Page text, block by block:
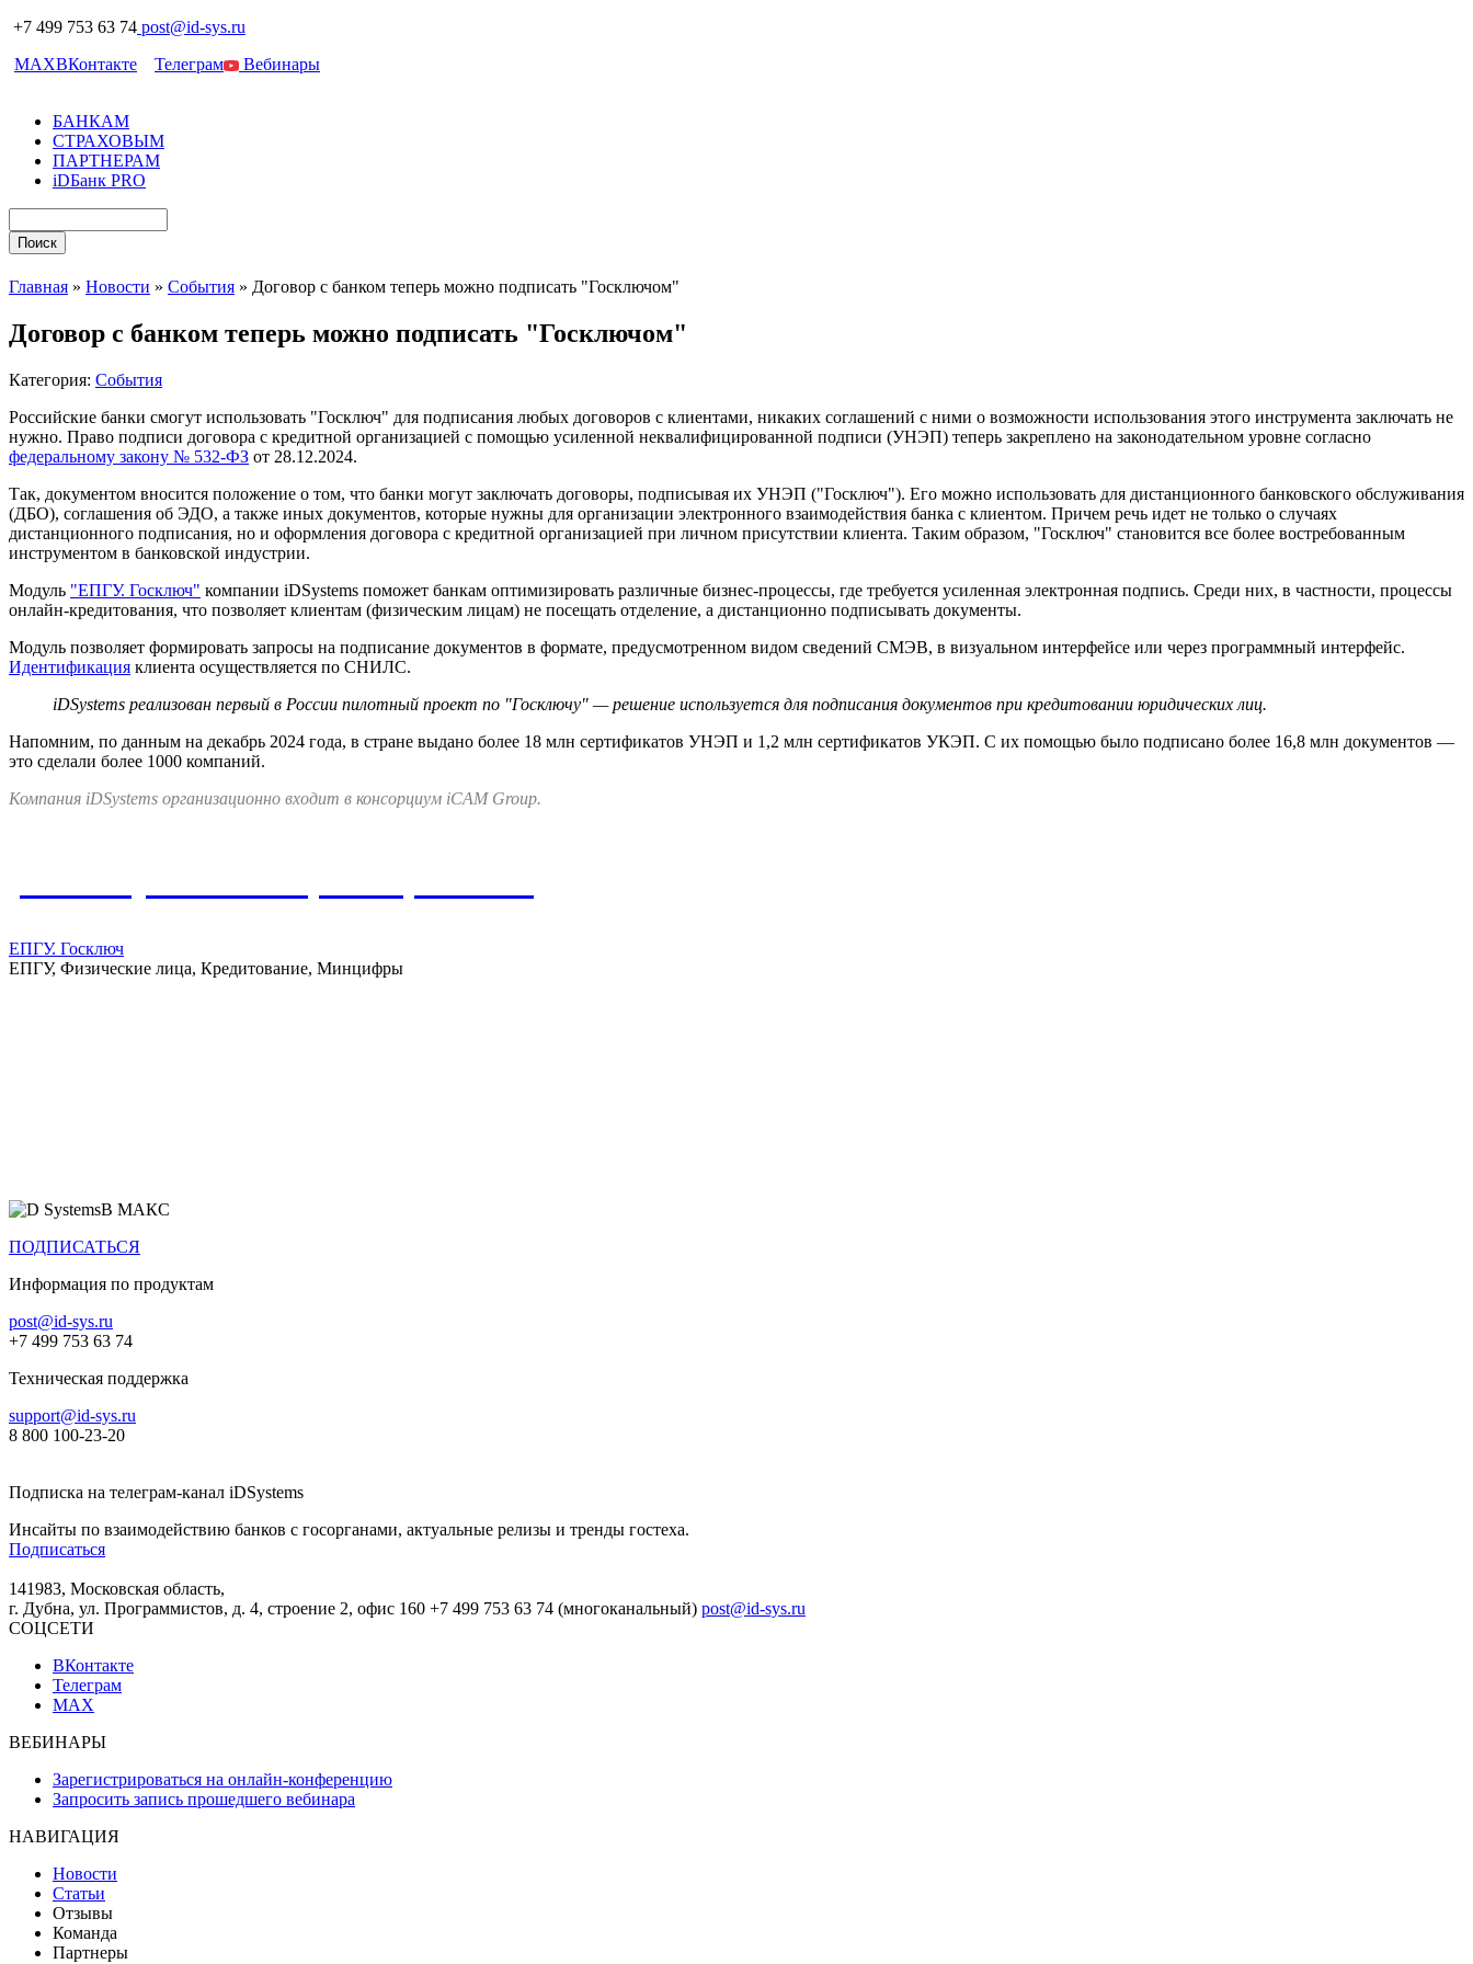
+7 499 753 63 74 post@id-sys.ru
MAXВКонтакте Телеграм Вебинары
БАНКАМ
СТРАХОВЫМ
ПАРТНЕРАМ
iDБанк PRO
Главная » Новости » События » Договор с банком теперь можно подписать "Госключом"
Договор с банком теперь можно подписать "Госключом"
Категория: События
Российские банки смогут использовать "Госключ" для подписания любых договоров с клиентами, никаких соглашений с ними о возможности использования этого инструмента заключать не
нужно. Право подписи договора с кредитной организацией с помощью усиленной неквалифицированной подписи (УНЭП) теперь закреплено на законодательном уровне согласно
федеральному закону № 532-ФЗ от 28.12.2024.
Так, документом вносится положение о том, что банки могут заключать договоры, подписывая их УНЭП ("Госключ"). Его можно использовать для дистанционного банковского обслуживания
(ДБО), соглашения об ЭДО, а также иных документов, которые нужны для организации электронного взаимодействия банка с клиентом. Причем речь идет не только о случаях
дистанционного подписания, но и оформления договора с кредитной организацией при личном присутствии клиента. Таким образом, "Госключ" становится все более востребованным
инструментом в банковской индустрии.
Модуль "ЕПГУ. Госключ" компании iDSystems поможет банкам оптимизировать различные бизнес-процессы, где требуется усиленная электронная подпись. Среди них, в частности, процессы
онлайн-кредитования, что позволяет клиентам (физическим лицам) не посещать отделение, а дистанционно подписывать документы.
Модуль позволяет формировать запросы на подписание документов в формате, предусмотренном видом сведений СМЭВ, в визуальном интерфейсе или через программный интерфейс.
Идентификация клиента осуществляется по СНИЛС.
iDSystems реализован первый в России пилотный проект по "Госключу" — решение используется для подписания документов при кредитовании юридических лиц.
Напомним, по данным на декабрь 2024 года, в стране выдано более 18 млн сертификатов УНЭП и 1,2 млн сертификатов УКЭП. С их помощью было подписано более 16,8 млн документов —
это сделали более 1000 компаний.
Компания iDSystems организационно входит в консорциум iCAM Group.
ЕПГУ. Госключ
ЕПГУ, Физические лица, Кредитование, Минцифры
В МАКС
ПОДПИСАТЬСЯ
Информация по продуктам
post@id-sys.ru
+7 499 753 63 74
Техническая поддержка
support@id-sys.ru
8 800 100-23-20
Подписка на телеграм-канал iDSystems
Инсайты по взаимодействию банков с госорганами, актуальные релизы и тренды гостеха.
Подписаться
141983, Московская область,
г. Дубна, ул. Программистов, д. 4, строение 2, офис 160 +7 499 753 63 74 (многоканальный) post@id-sys.ru
СОЦСЕТИ
ВКонтакте
Телеграм
MAX
ВЕБИНАРЫ
Зарегистрироваться на онлайн-конференцию
Запросить запись прошедшего вебинара
НАВИГАЦИЯ
Новости
Статьи
Отзывы
Команда
Партнеры